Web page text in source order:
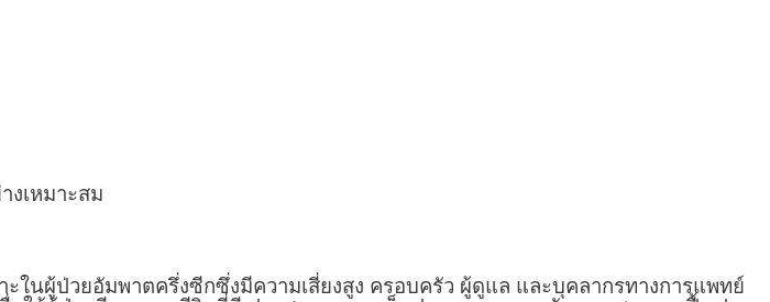
งเหมาะสม
นผู้ป่วยอัมพาตครึ่งซีกซึ่งมีความเสี่ยงสูง ครอบครัว ผู้ดูแล และบุคลากรทางการแพทย์